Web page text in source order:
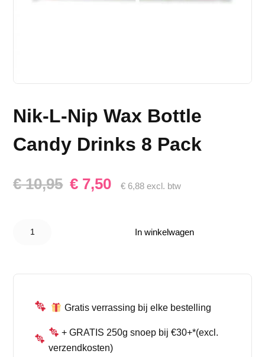
Nik-L-Nip Wax Bottle
Candy Drinks 8 Pack
€10,95
Oorspronkelijke
was:
€ 7,50
Huidige
€ 6,88 excl. btw
8
In winkelwagen
Gratis verrassing bij elke bestelling
+ GRATIS 250g snoep bij €30+*(excl.
verzendkosten)